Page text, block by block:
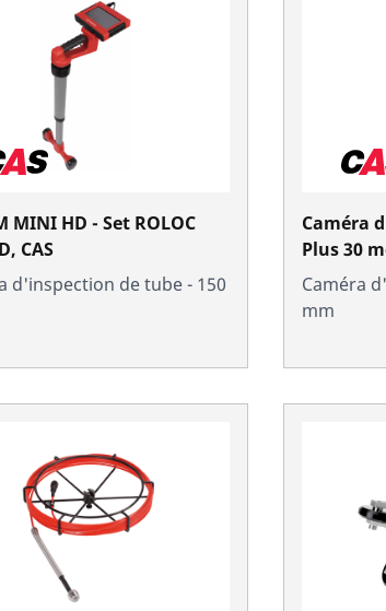
HD - Set ROLOC
CAS
d'inspection de tube - 150
Caméra
Plus 30
Caméra
mm